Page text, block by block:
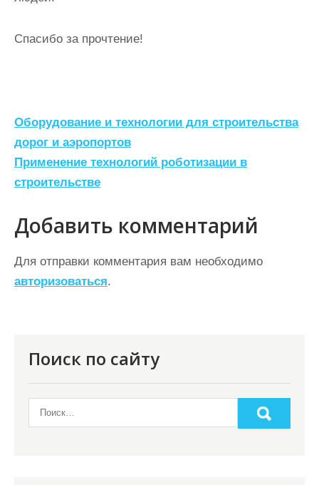
Спасибо за прочтение!
Н
а
в
и
г
а
ц
и
Оборудование и технологии для строительства
дорог и аэропортов
Применение технологий роботизации в
строительстве
Добавить комментарий
Для отправки комментария вам необходимо
авторизоваться.
Поиск по сайту